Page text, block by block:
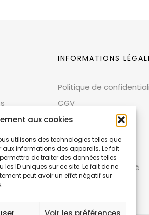
aux cookies
utilisons des technologies telles que
informations des appareils. Le fait
de traiter des données telles
ID uniques sur ce site. Le fait de ne
peut avoir un effet négatif sur
INFORMATIONS
Politique de
CGV
CGU
Cookies
Mentions légales
Éthique et conformité